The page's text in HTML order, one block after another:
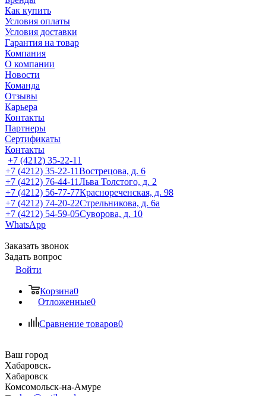
Как купить
Условия оплаты
Условия доставки
Гарантия на товар
Компания
О компании
Новости
Команда
Отзывы
Карьера
Контакты
Партнеры
Сертификаты
Контакты
+7 (4212) 35-22-11
+7 (4212) 35-22-11Вострецова, д. 6
+7 (4212) 76-44-11Льва Толстого, д. 2
+7 (4212) 56-77-77Краснореченская, д. 98
+7 (4212) 74-20-22Стрельникова, д. 6а
+7 (4212) 54-59-05Суворова, д. 10
WhatsApp
Заказать звонок
Задать вопрос
Войти
Корзина0
Отложенные0
Сравнение товаров0
Ваш город
Хабаровск
Хабаровск
Комсомольск-на-Амуре